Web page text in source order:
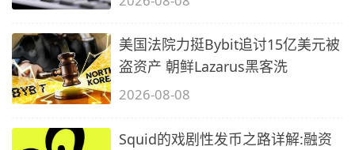
美国法院力挺Bybit追讨15亿美元被
盗资产 朝鲜Lazarus黑客洗
2026-08-08
Squid的戏剧性发币之路详解:融资